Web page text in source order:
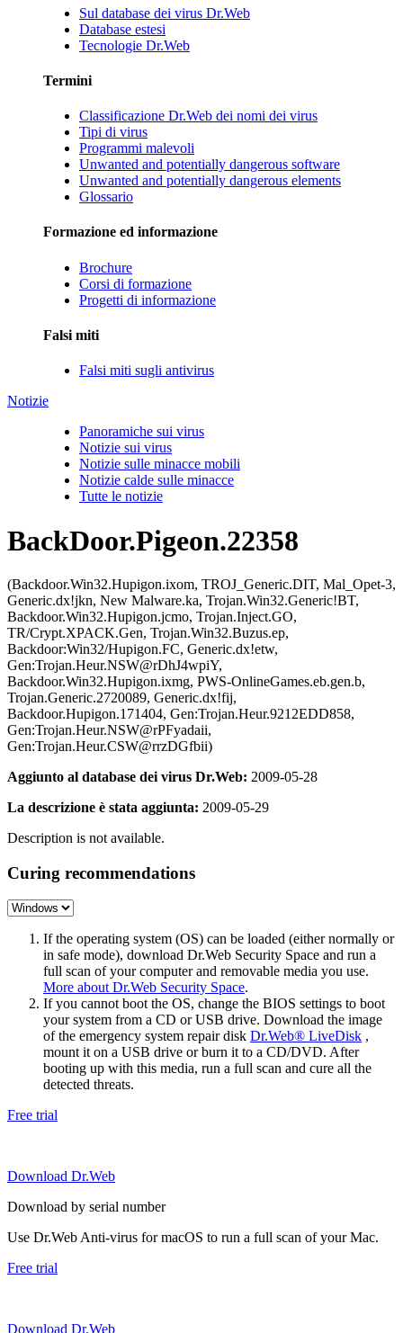
Sul database dei virus Dr.Web
Database estesi
Tecnologie Dr.Web
Termini
Classificazione Dr.Web dei nomi dei virus
Tipi di virus
Programmi malevoli
Unwanted and potentially dangerous software
Unwanted and potentially dangerous elements
Glossario
Formazione ed informazione
Brochure
Corsi di formazione
Progetti di informazione
Falsi miti
Falsi miti sugli antivirus
Notizie
Panoramiche sui virus
Notizie sui virus
Notizie sulle minacce mobili
Notizie calde sulle minacce
Tutte le notizie
BackDoor.Pigeon.22358
(Backdoor.Win32.Hupigon.ixom, TROJ_Generic.DIT, Mal_Opet-3,
Generic.dx!jkn, New Malware.ka, Trojan.Win32.Generic!BT,
Backdoor.Win32.Hupigon.jcmo, Trojan.Inject.GO,
TR/Crypt.XPACK.Gen, Trojan.Win32.Buzus.ep,
Backdoor:Win32/Hupigon.FC, Generic.dx!etw,
Gen:Trojan.Heur.NSW@rDhJ4wpiY,
Backdoor.Win32.Hupigon.ixmg, PWS-OnlineGames.eb.gen.b,
Trojan.Generic.2720089, Generic.dx!fij,
Backdoor.Hupigon.171404, Gen:Trojan.Heur.9212EDD858,
Gen:Trojan.Heur.NSW@rPFyadaii,
Gen:Trojan.Heur.CSW@rrzDGfbii)
Aggiunto al database dei virus Dr.Web: 2009-05-28
La descrizione è stata aggiunta: 2009-05-29
Description is not available.
Curing recommendations
If the operating system (OS) can be loaded (either normally or
in safe mode), download Dr.Web Security Space and run a
full scan of your computer and removable media you use.
More about Dr.Web Security Space.
If you cannot boot the OS, change the BIOS settings to boot
your system from a CD or USB drive. Download the image
of the emergency system repair disk Dr.Web® LiveDisk ,
mount it on a USB drive or burn it to a CD/DVD. After
booting up with this media, run a full scan and cure all the
detected threats.
Free trial
Download Dr.Web
Download by serial number
Use Dr.Web Anti-virus for macOS to run a full scan of your Mac.
Free trial
Download Dr.Web